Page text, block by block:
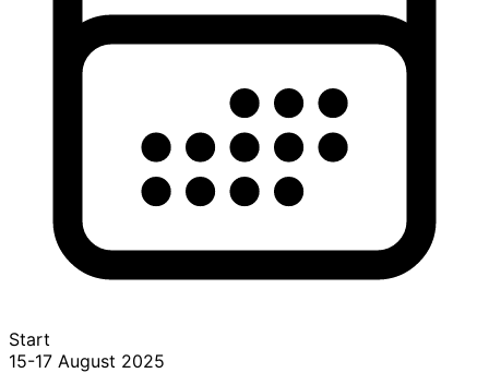
Start
15-17 August 2025